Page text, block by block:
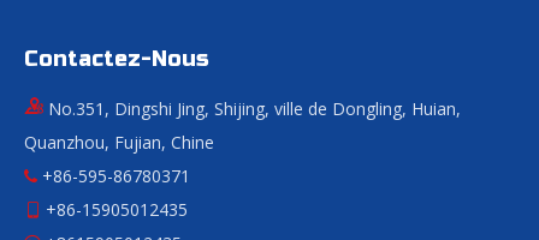
Contactez-Nous
No.351, Dingshi Jing, Shijing, ville de Dongling, Huian,
Quanzhou, Fujian, Chine
 +86-595-86780371
+86-15905012435